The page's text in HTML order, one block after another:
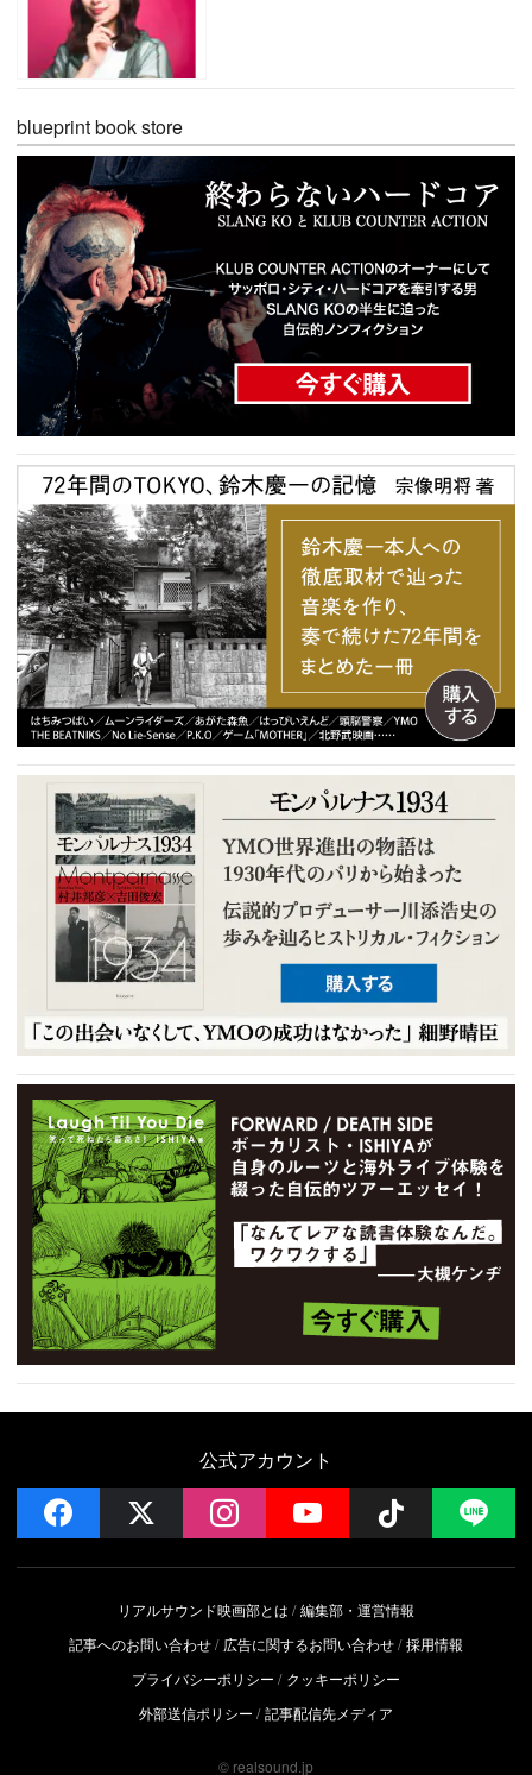
blueprint book store
公式アカウント
facebook instagramYouTube Follow
リアルサウンド映画部とは
編集部・運営情報
記事へのお問い合わせ
広告に関するお問い合わせ 採用情報
プライバシーポリシー
クッキーポリシー
外部送信ポリシー
記事配信先メディア
© realsound.jp